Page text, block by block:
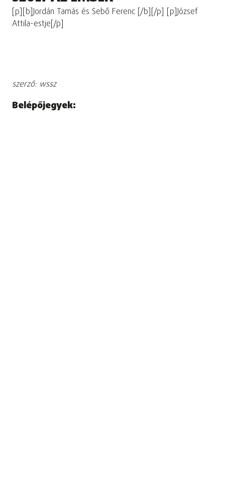
[p][b]Jordán Tamás és Sebő Ferenc [/b][/p] [p]József
Attila-estje[/p]
szerző: wssz
Belépőjegyek: